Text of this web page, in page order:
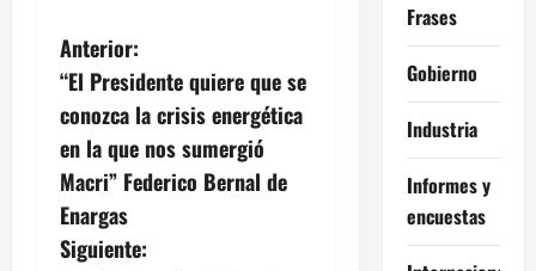
N
a
v
e
g
Anterior:
“El Presidente quiere que se
conozca la crisis energética
en la que nos sumergió
Macri” Federico Bernal de
Enargas
Siguiente:
Frases
Gobierno
Industria
Informes y
encuestas